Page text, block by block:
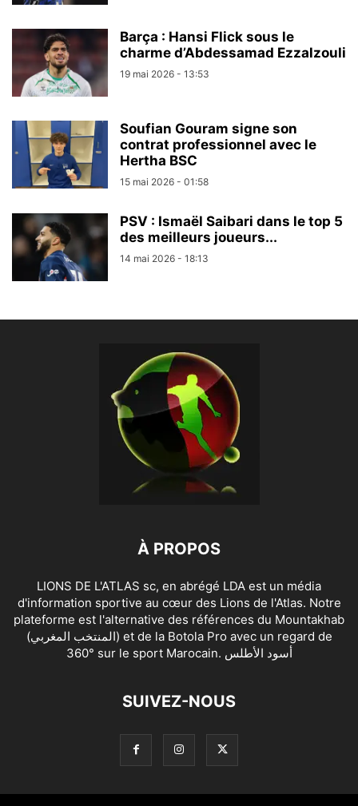
Barça : Hansi Flick sous le
charme d’Abdessamad Ezzalzouli
19 mai 2026 - 13:53
Soufian Gouram signe son
contrat professionnel avec le
Hertha BSC
15 mai 2026 - 01:58
PSV : Ismaël Saibari dans le top 5
des meilleurs joueurs...
14 mai 2026 - 18:13
À PROPOS
LIONS DE L'ATLAS sc, en abrégé LDA est un média
d'information sportive au cœur des Lions de l'Atlas. Notre
plateforme est l'alternative des références du Mountakhab
(المنتخب المغربي) et de la Botola Pro avec un regard de
360° sur le sport Marocain. أسود الأطلس
SUIVEZ-NOUS